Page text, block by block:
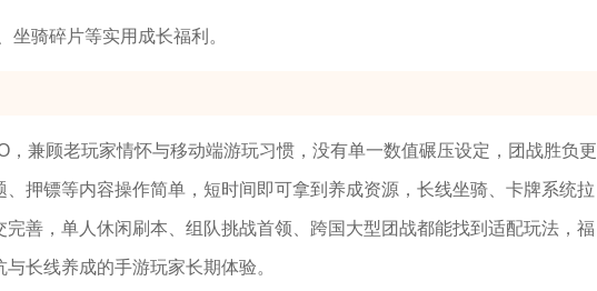
骑碎片等实用成长福利。
，兼顾老玩家情怀与移动端游玩习惯，没有单一数值碾压设定，团战胜负更
押镖等内容操作简单，短时间即可拿到养成资源，长线坐骑、卡牌系统拉
善，单人休闲刷本、组队挑战首领、跨国大型团战都能找到适配玩法，福
长线养成的手游玩家长期体验。